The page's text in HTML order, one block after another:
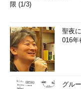
限 (1/3)
聖夜
016年
グル